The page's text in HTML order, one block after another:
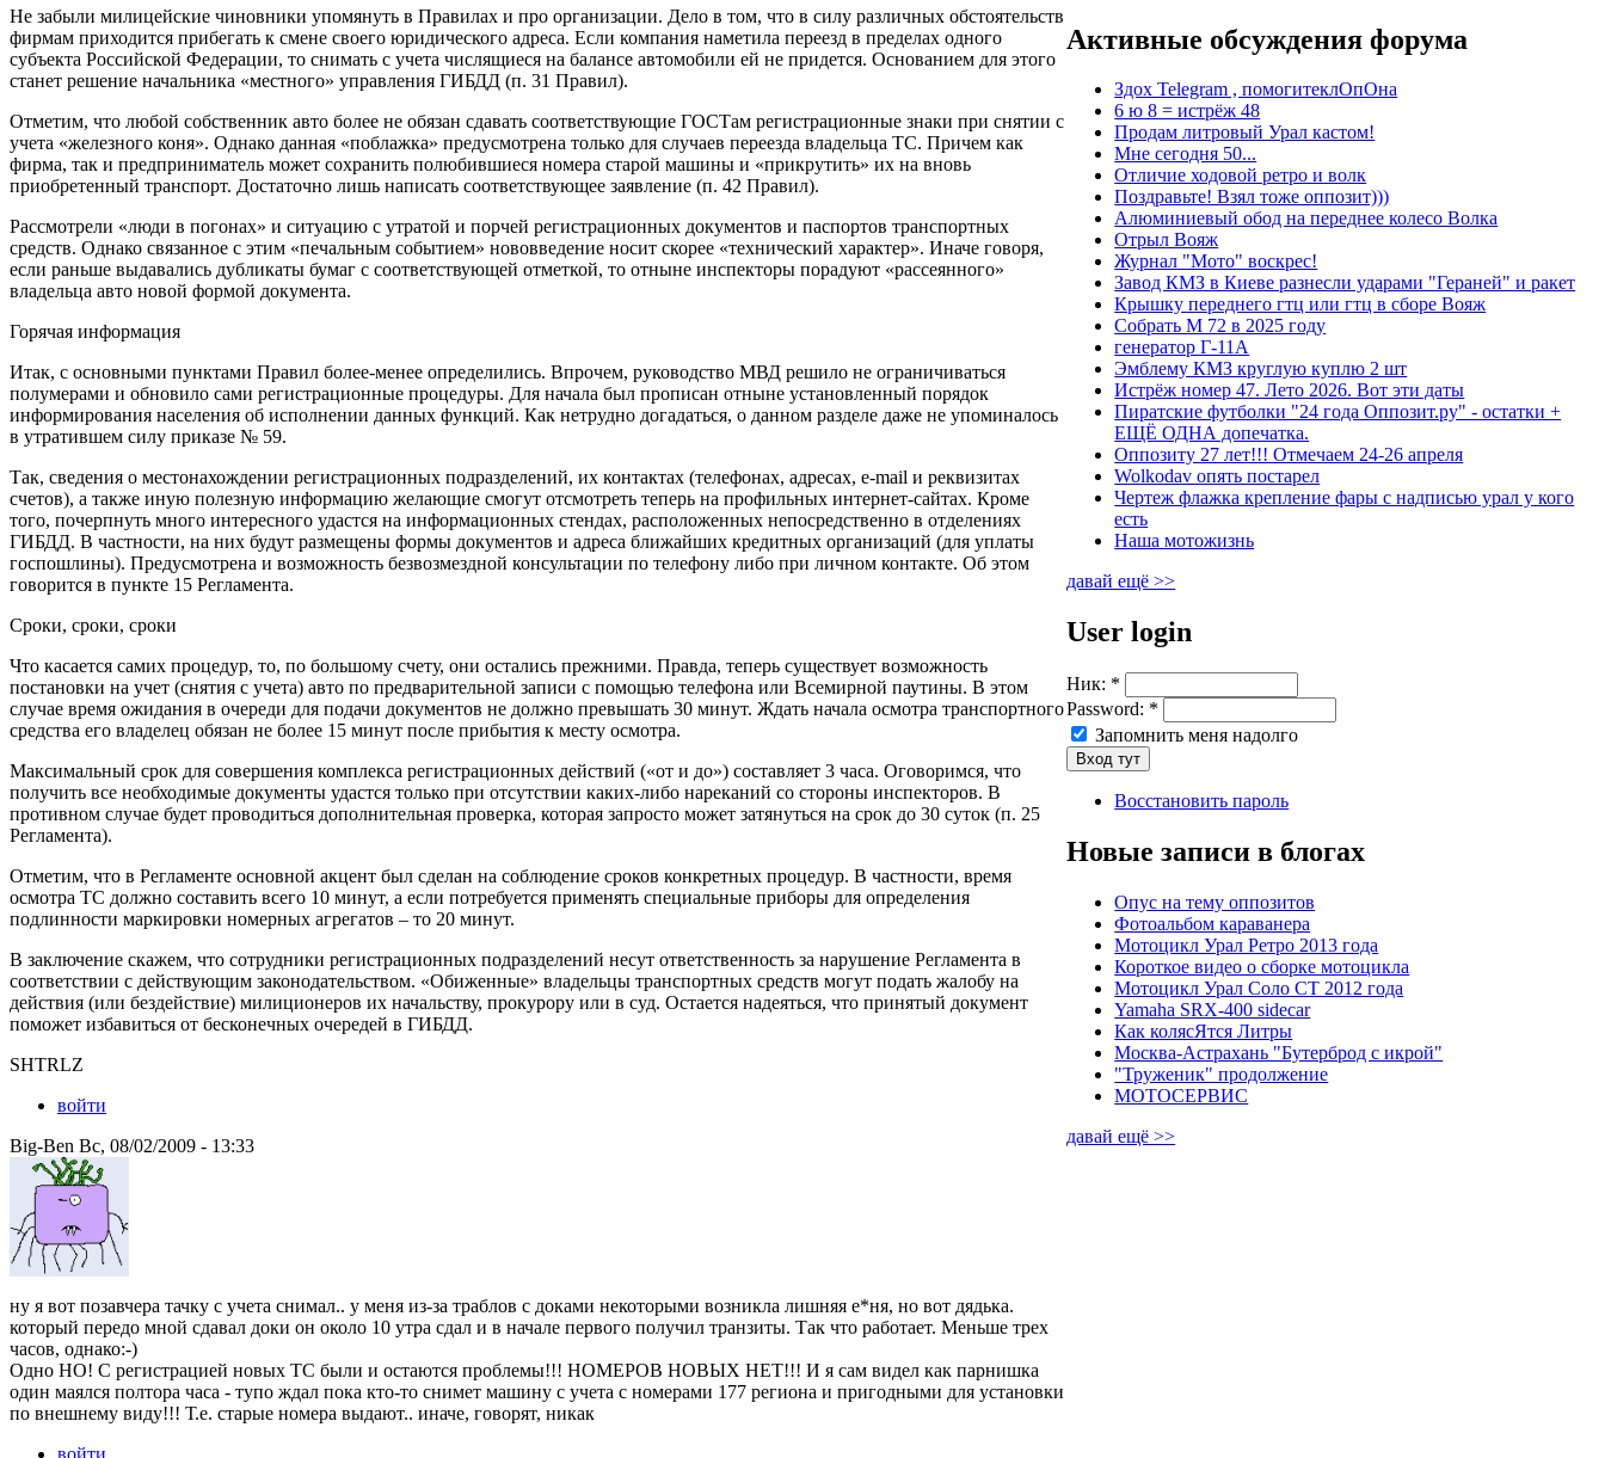
Не забыли милицейские чиновники упомянуть в Правилах и про организации. Дело в том, что в силу различных обстоятельств
фирмам приходится прибегать к смене своего юридического адреса. Если компания наметила переезд в пределах одного
субъекта Российской Федерации, то снимать с учета числящиеся на балансе автомобили ей не придется. Основанием для этого
станет решение начальника «местного» управления ГИБДД (п. 31 Правил).
Отметим, что любой собственник авто более не обязан сдавать соответствующие ГОСТам регистрационные знаки при снятии с
учета «железного коня». Однако данная «поблажка» предусмотрена только для случаев переезда владельца ТС. Причем как
фирма, так и предприниматель может сохранить полюбившиеся номера старой машины и «прикрутить» их на вновь
приобретенный транспорт. Достаточно лишь написать соответствующее заявление (п. 42 Правил).
Рассмотрели «люди в погонах» и ситуацию с утратой и порчей регистрационных документов и паспортов транспортных
средств. Однако связанное с этим «печальным событием» нововведение носит скорее «технический характер». Иначе говоря,
если раньше выдавались дубликаты бумаг с соответствующей отметкой, то отныне инспекторы порадуют «рассеянного»
владельца авто новой формой документа.
Горячая информация
Итак, с основными пунктами Правил более-менее определились. Впрочем, руководство МВД решило не ограничиваться
полумерами и обновило сами регистрационные процедуры. Для начала был прописан отныне установленный порядок
информирования населения об исполнении данных функций. Как нетрудно догадаться, о данном разделе даже не упоминалось
в утратившем силу приказе № 59.
Так, сведения о местонахождении регистрационных подразделений, их контактах (телефонах, адресах, e-mail и реквизитах
счетов), а также иную полезную информацию желающие смогут отсмотреть теперь на профильных интернет-сайтах. Кроме
того, почерпнуть много интересного удастся на информационных стендах, расположенных непосредственно в отделениях
ГИБДД. В частности, на них будут размещены формы документов и адреса ближайших кредитных организаций (для уплаты
госпошлины). Предусмотрена и возможность безвозмездной консультации по телефону либо при личном контакте. Об этом
говорится в пункте 15 Регламента.
Сроки, сроки, сроки
Что касается самих процедур, то, по большому счету, они остались прежними. Правда, теперь существует возможность
постановки на учет (снятия с учета) авто по предварительной записи с помощью телефона или Всемирной паутины. В этом
случае время ожидания в очереди для подачи документов не должно превышать 30 минут. Ждать начала осмотра транспортного
средства его владелец обязан не более 15 минут после прибытия к месту осмотра.
Максимальный срок для совершения комплекса регистрационных действий («от и до») составляет 3 часа. Оговоримся, что
получить все необходимые документы удастся только при отсутствии каких-либо нареканий со стороны инспекторов. В
противном случае будет проводиться дополнительная проверка, которая запросто может затянуться на срок до 30 суток (п. 25
Регламента).
Отметим, что в Регламенте основной акцент был сделан на соблюдение сроков конкретных процедур. В частности, время
осмотра ТС должно составить всего 10 минут, а если потребуется применять специальные приборы для определения
подлинности маркировки номерных агрегатов – то 20 минут.
В заключение скажем, что сотрудники регистрационных подразделений несут ответственность за нарушение Регламента в
соответствии с действующим законодательством. «Обиженные» владельцы транспортных средств могут подать жалобу на
действия (или бездействие) милиционеров их начальству, прокурору или в суд. Остается надеяться, что принятый документ
поможет избавиться от бесконечных очередей в ГИБДД.
SHTRLZ
войти
Big-Ben Вс, 08/02/2009 - 13:33
ну я вот позавчера тачку с учета снимал.. у меня из-за траблов с доками некоторыми возникла лишняя е*ня, но вот дядька.
который передо мной сдавал доки он около 10 утра сдал и в начале первого получил транзиты. Так что работает. Меньше трех
часов, однако:-)
Одно НО! С регистрацией новых ТС были и остаются проблемы!!! НОМЕРОВ НОВЫХ НЕТ!!! И я сам видел как парнишка
один маялся полтора часа - тупо ждал пока кто-то снимет машину с учета с номерами 177 региона и пригодными для установки
по внешнему виду!!! Т.е. старые номера выдают.. иначе, говорят, никак
войти
Активные обсуждения форума
Здох Telegram , помогитеклОпОна
6 ю 8 = истрёж 48
Продам литровый Урал кастом!
Мне сегодня 50...
Отличие ходовой ретро и волк
Поздравьте! Взял тоже оппозит)))
Алюминиевый обод на переднее колесо Волка
Отрыл Вояж
Журнал "Мото" воскрес!
Завод КМЗ в Киеве разнесли ударами "Гераней" и ракет
Крышку переднего гтц или гтц в сборе Вояж
Собрать М 72 в 2025 году
генератор Г-11А
Эмблему КМЗ круглую куплю 2 шт
Истрёж номер 47. Лето 2026. Вот эти даты
Пиратские футболки "24 года Оппозит.ру" - остатки +
ЕЩЁ ОДНА допечатка.
Оппозиту 27 лет!!! Отмечаем 24-26 апреля
Wolkodav опять постарел
Чертеж флажка крепление фары с надписью урал у кого
есть
Наша мотожизнь
давай ещё >>
User login
Ник: *
Password: *
Запомнить меня надолго
Восстановить пароль
Новые записи в блогах
Опус на тему оппозитов
Фотоальбом караванера
Мотоцикл Урал Ретро 2013 года
Короткое видео о сборке мотоцикла
Мотоцикл Урал Соло СТ 2012 года
Yamaha SRX-400 sidecar
Как колясЯтся Литры
Москва-Астрахань "Бутерброд с икрой"
"Труженик" продолжение
МОТОСЕРВИС
давай ещё >>